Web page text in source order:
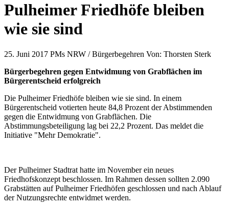
Pulheimer Friedhöfe bleiben
wie sie sind
25. Juni 2017 PMs NRW / Bürgerbegehren Von: Thorsten Sterk
Bürgerbegehren gegen Entwidmung von Grabflächen im
Bürgerentscheid erfolgreich
Die Pulheimer Friedhöfe bleiben wie sie sind. In einem
Bürgerentscheid votierten heute 84,8 Prozent der Abstimmenden
gegen die Entwidmung von Grabflächen. Die
Abstimmungsbeteiligung lag bei 22,2 Prozent. Das meldet die
Initiative "Mehr Demokratie".
Der Pulheimer Stadtrat hatte im November ein neues
Friedhofskonzept beschlossen. Im Rahmen dessen sollten 2.090
Grabstätten auf Pulheimer Friedhöfen geschlossen und nach Ablauf
der Nutzungsrechte entwidmet werden.